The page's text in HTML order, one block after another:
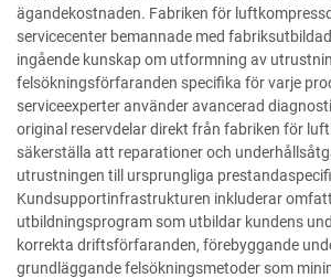
ägandekostnaden. Fabriken för
servicecenter bemannade med
ingående kunskap om utformning av
felsökningsförfaranden specifika för varje
serviceexperter använder avancerad
original reservdelar direkt från fabriken för
säkerställa att reparationer och
utrustningen till ursprungliga
Kundsupportinfrastrukturen inkluderar
utbildningsprogram som utbildar kundens
korrekta driftsförfaranden, förebyggande
grundläggande felsökningsmetoder som